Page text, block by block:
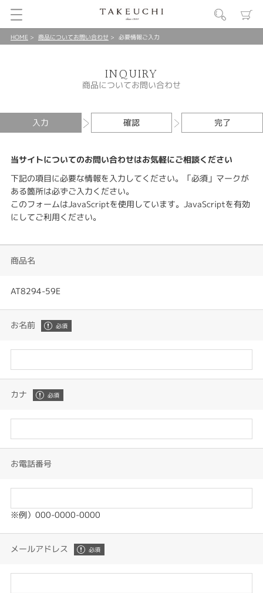
HOME 商品についてお問い合わせ 必要情報ご入力
INQUIRY
商品についてお問い合わせ
入力 確認 完了
当サイトについてのお問い合わせはお気軽にご相談ください
下記の項目に必要な情報を入力してください。「必須」マークが
ある箇所は必ずご入力ください。
このフォームはJavaScriptを使用しています。JavaScriptを有効
にしてご利用ください。
商品名
AT8294-59E
お名前
カナ
お電話番号
※例）000-0000-0000
メールアドレス